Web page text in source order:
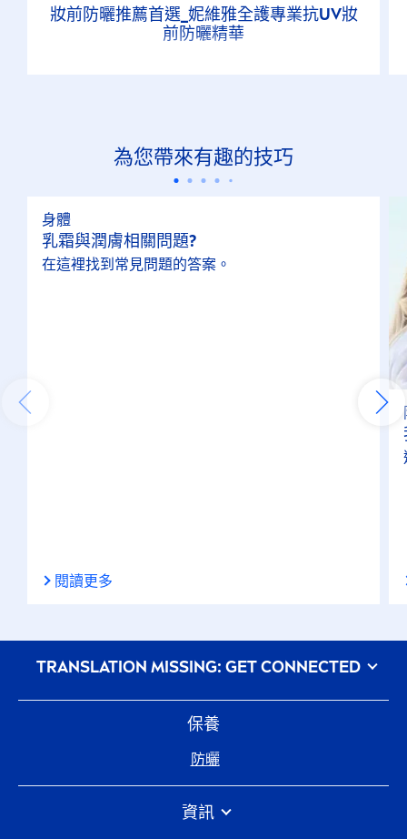
妝前防曬推薦首選_妮維雅全護專業抗UV妝
前防曬精華
為您帶來有趣的技巧
身體
乳霜與潤膚相關問題?
在這裡找到常見問題的答案。
閱讀更多
保養
防曬
資訊
᠎TRANSLATION MISSING: GET CONNECTED